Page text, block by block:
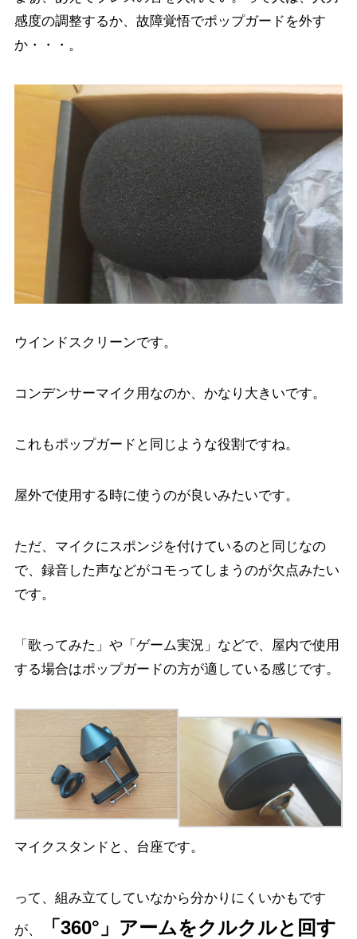
感度の調整するか、故障覚悟でポップガードを外す
か・・・。
ウインドスクリーンです。
コンデンサーマイク用なのか、かなり大きいです。
これもポップガードと同じような役割ですね。
屋外で使用する時に使うのが良いみたいです。
ただ、マイクにスポンジを付けているのと同じなの
で、録音した声などがコモってしまうのが欠点みたい
です。
「歌ってみた」や「ゲーム実況」などで、屋内で使用
する場合はポップガードの方が適している感じです。
マイクスタンドと、台座です。
って、組み立てしていなから分かりにくいかもです
が、
「360°」アームをクルクルと回す